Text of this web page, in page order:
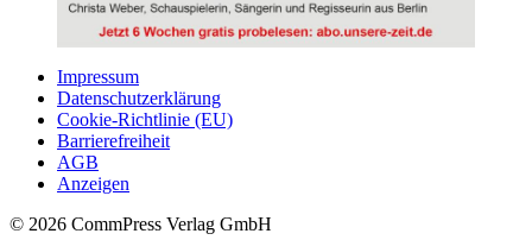
Impressum
Datenschutzerklärung
Cookie-Richtlinie (EU)
Barrierefreiheit
AGB
Anzeigen
© 2026 CommPress Verlag GmbH